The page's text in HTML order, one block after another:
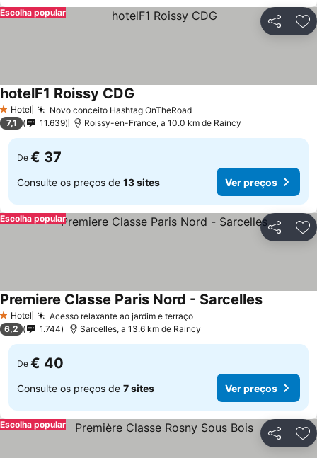
Partilhar
Escolha popular
1 Estrelas
Hotel Novo conceito Hashtag OnTheRoad
hotelF1 Roissy CDG
7,1 11.639 Roissy-en-France, a 10.0 km de Raincy
De € 37
Consulte os preços de 13 sites Ver preços
Partilhar
Escolha popular
1 Estrelas
Hotel Acesso relaxante ao jardim e terraço
Premiere Classe Paris Nord - Sarcelles
6,2 1.744 Sarcelles, a 13.6 km de Raincy
De € 40
Consulte os preços de 7 sites Ver preços
Partilhar
Escolha popular